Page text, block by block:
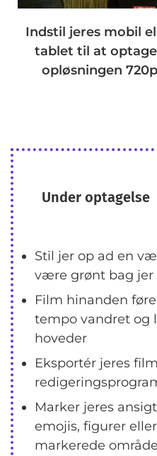
Indstil jeres mobil
tablet til at
opløsningen 720p
Under optagelse
Stil jer op ad en
være grønt bag jer
Film hinanden
tempo vandret og
hoveder
Eksportér jeres
Marker jeres
emojis, figurer
markerede område